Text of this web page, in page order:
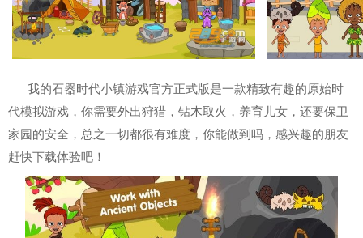
我的石器时代小镇游戏官方正式版是一款精致有趣的原始时
代模拟游戏，你需要外出狩猎，钻木取火，养育儿女，还要保卫
家园的安全，总之一切都很有难度，你能做到吗，感兴趣的朋友
赶快下载体验吧！